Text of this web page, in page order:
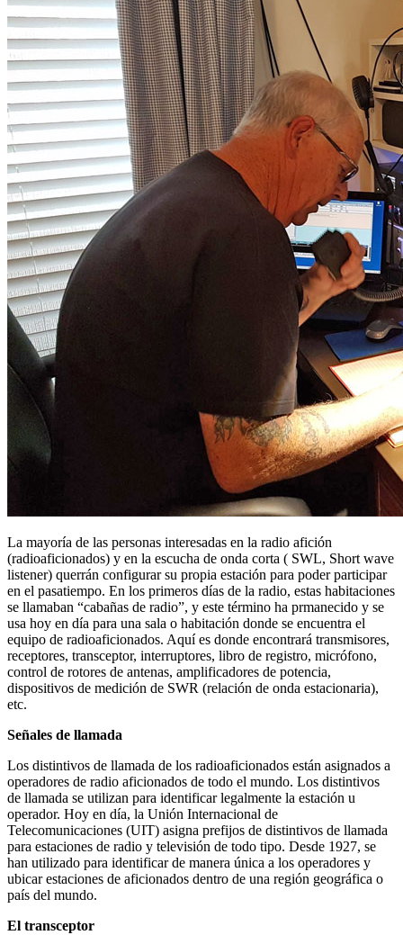
La mayoría de las personas interesadas en la radio afición
(radioaficionados) y en la escucha de onda corta ( SWL, Short wave
listener) querrán configurar su propia estación para poder participar
en el pasatiempo. En los primeros días de la radio, estas habitaciones
se llamaban “cabañas de radio”, y este término ha prmanecido y se
usa hoy en día para una sala o habitación donde se encuentra el
equipo de radioaficionados. Aquí es donde encontrará transmisores,
receptores, transceptor, interruptores, libro de registro, micrófono,
control de rotores de antenas, amplificadores de potencia,
dispositivos de medición de SWR (relación de onda estacionaria),
etc.
Señales de llamada
Los distintivos de llamada de los radioaficionados están asignados a
operadores de radio aficionados de todo el mundo. Los distintivos
de llamada se utilizan para identificar legalmente la estación u
operador. Hoy en día, la Unión Internacional de
Telecomunicaciones (UIT) asigna prefijos de distintivos de llamada
para estaciones de radio y televisión de todo tipo. Desde 1927, se
han utilizado para identificar de manera única a los operadores y
ubicar estaciones de aficionados dentro de una región geográfica o
país del mundo.
El transceptor